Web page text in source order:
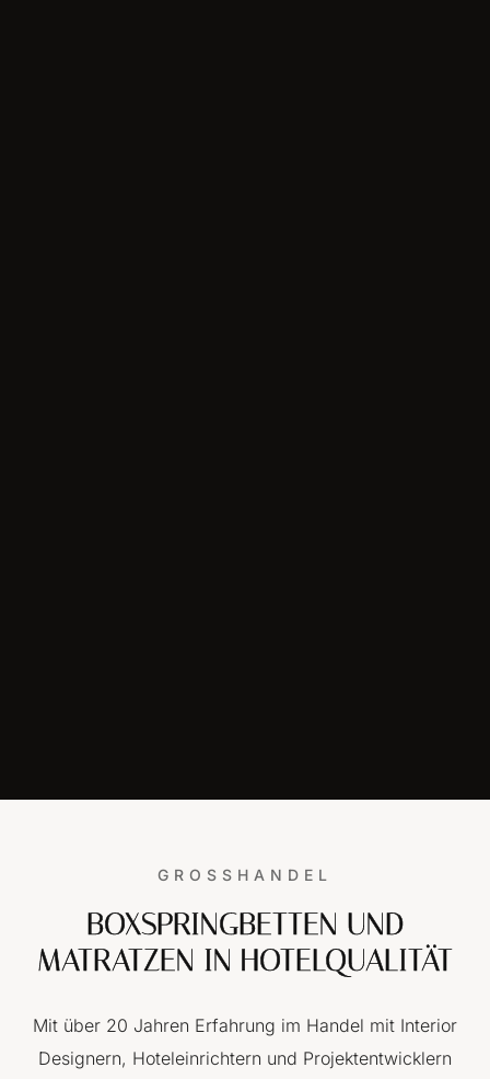
GROSSHANDEL
BOXSPRINGBETTEN UND
MATRATZEN IN HOTELQUALITÄT
Mit über 20 Jahren Erfahrung im Handel mit Interior
Designern, Hoteleinrichtern und Projektentwicklern